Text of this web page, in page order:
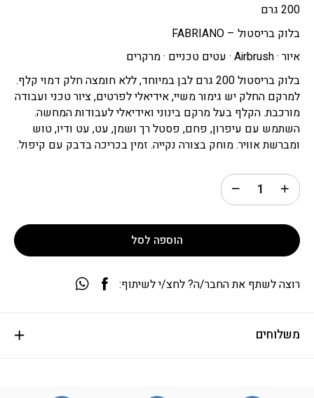
200 גרם
בלוק בריסטול – FABRIANO
איור · Airbrush · עטים טכניים · מרקרים
בלוק בריסטול 200 גרם לבן במיוחד, ללא חומצה חלק דמוי קלף.
למרקם החלק יש גימור משיי, אידיאלי לפרטים, ציור טכני ועבודה
מורכבת. הקלף בעל מרקם בינוני ואידיאלי לעבודות המחשה.
השתמש עם עיפרון, פחם, פסטל רך ושמן, עט, עט ודיו, טוש
ומברשת אוויר. מוחק בצורה נקייה. זמין בכריכה בדבק עם קיפול.
הוספה לסל
משלוחים
רוצה לשתף את החבר/ה? לחצ/י לשיתוף: